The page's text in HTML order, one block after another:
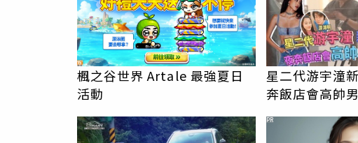
楓之谷世界 Artale 最強夏日
活動
星二代游宇潼
奔飯店會高帥
PR